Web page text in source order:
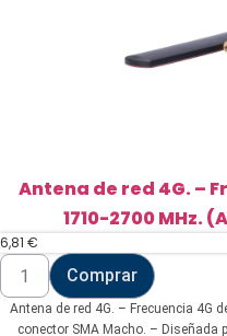
Antena de red 4G. –
1710-2700 MHz.
6,81 €
Antena
red
4G.
Comprar
Antena de red 4G. – Frecuencia 4G
conector SMA Macho. – Diseñada